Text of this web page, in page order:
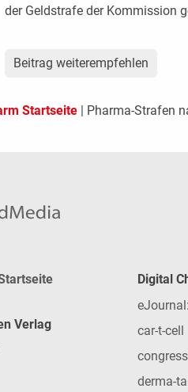
der Geldstrafe der Kommission
Beitrag weiterempfehlen
Startseite | Pharma-Strafen
Verlag
Digital
car-t-cell
derma-